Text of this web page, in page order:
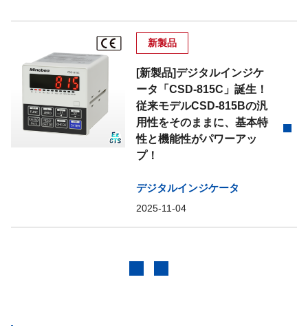
新製品
[新製品]デジタルインジケ
ータ「CSD-815C」誕生！
従来モデルCSD-815Bの汎
用性をそのままに、基本特
性と機能性がパワーアッ
プ！
デジタルインジケータ
2025-11-04